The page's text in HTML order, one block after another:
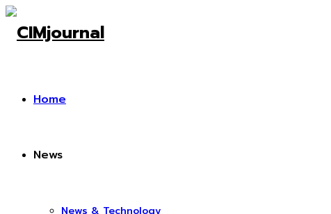
Home
News
News & Technology